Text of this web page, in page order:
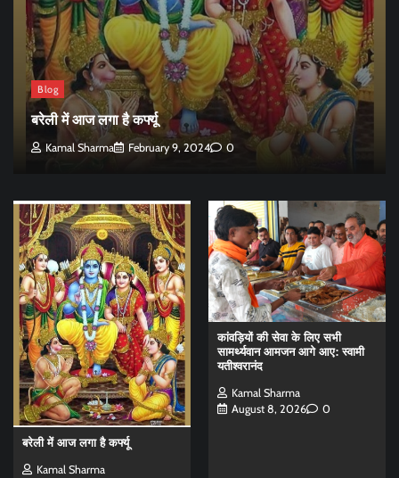
Blog
बरेली में आज लगा है कर्फ्यू
Kamal Sharma February 9, 2024 0
बरेली में आज लगा है कर्फ्यू
Kamal Sharma
कांवड़ियों की सेवा के लिए सभी
सामर्थ्यवान आमजन आगे आए: स्वामी
यतीश्वरानंद
Kamal Sharma
August 8, 2026
0